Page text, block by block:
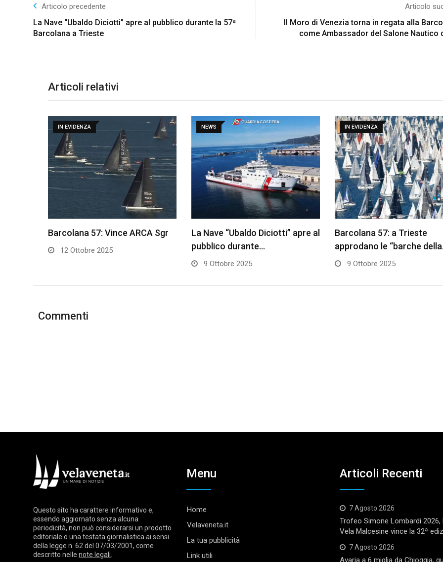
Articolo precedente
La Nave “Ubaldo Diciotti” apre al pubblico durante la 57ª
Barcolana a Trieste
Articolo
Il Moro di Venezia torna in regata alla
come Ambassador del Salone Nautico
Articoli relativi
IN EVIDENZA
Barcolana 57: Vince ARCA Sgr
12 Ottobre 2025
NEWS
La Nave “Ubaldo Diciotti” apre al
pubblico durante…
9 Ottobre 2025
IN EVIDENZA
Barcolana 57: a Trieste
approdano le “barche
9 Ottobre 2025
Commenti
Questo sito ha carattere informativo e,
essendo aggiornato senza alcuna
periodicità, non può considerarsi un prodotto
editoriale o una testata giornalistica ai sensi
della legge n. 62 del 07/03/2001, come
descritto nelle note legali
Menu
Home
Velaveneta.it
La tua pubblicità
Link utili
Articoli Recenti
7 Agosto 2026
Trofeo Simone Lombardi 2026,
Vela Malcesine vince la 32ª
7 Agosto 2026
Avaria a 6 miglia da Chioggia,